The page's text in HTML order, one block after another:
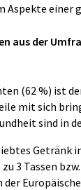
Aspekte einer
aus der
(62 %) ist
mit sich
sind
Getränk
3 Tassen